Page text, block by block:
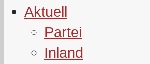
Aktuell
Partei
Inland